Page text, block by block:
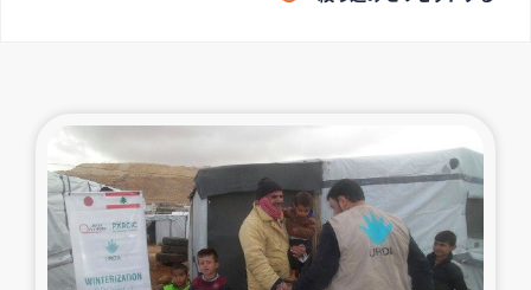
東ティモール豪雨緊急支援
大雨による洪水被災者支援
カカオ生産者支援事業